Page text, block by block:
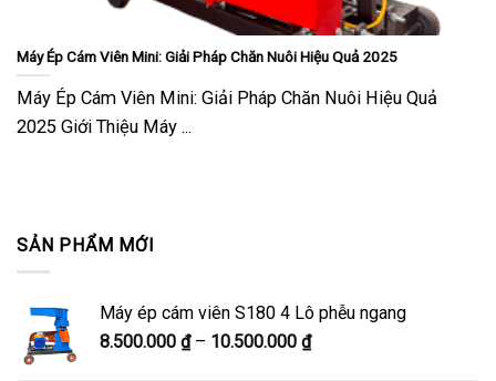
SẢN PHẨM MỚI
Máy ép cám viên S180 4 Lô phễu ngang
8.500.000 ₫ – 10.500.000 ₫Khoảng
Máy Ép Cám Viên Mini: Giải Pháp Chăn Nuôi Hiệu Quả 2025
Máy Ép Cám Viên Mini: Giải Pháp Chăn Nuôi Hiệu Quả
2025 Giới Thiệu Máy ...